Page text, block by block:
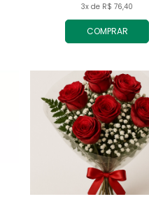
COMPRAR
3x de R$ 76,40